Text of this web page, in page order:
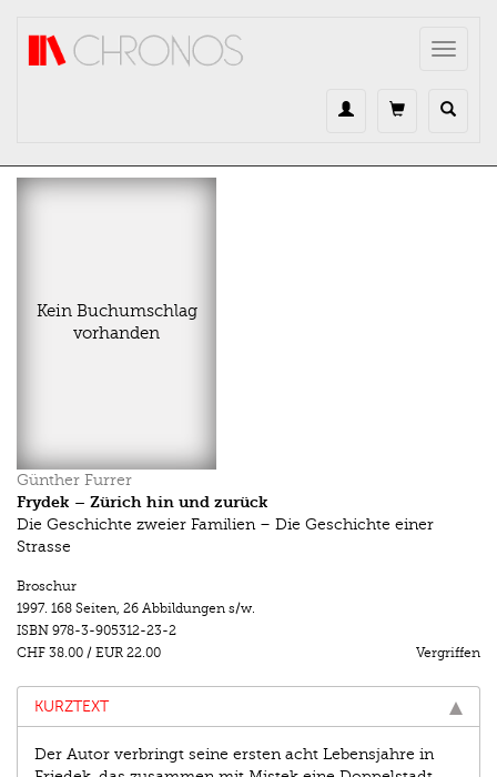
Toggle
Kein Buchumschlag
vorhanden
Günther Furrer
Frydek – Zürich hin und zurück
Die Geschichte zweier Familien – Die Geschichte einer
Strasse
Broschur
1997. 168 Seiten, 26 Abbildungen s/w.
ISBN 978-3-905312-23-2
CHF 38.00 / EUR 22.00 Vergriffen
KURZTEXT
Der Autor verbringt seine ersten acht Lebensjahre in